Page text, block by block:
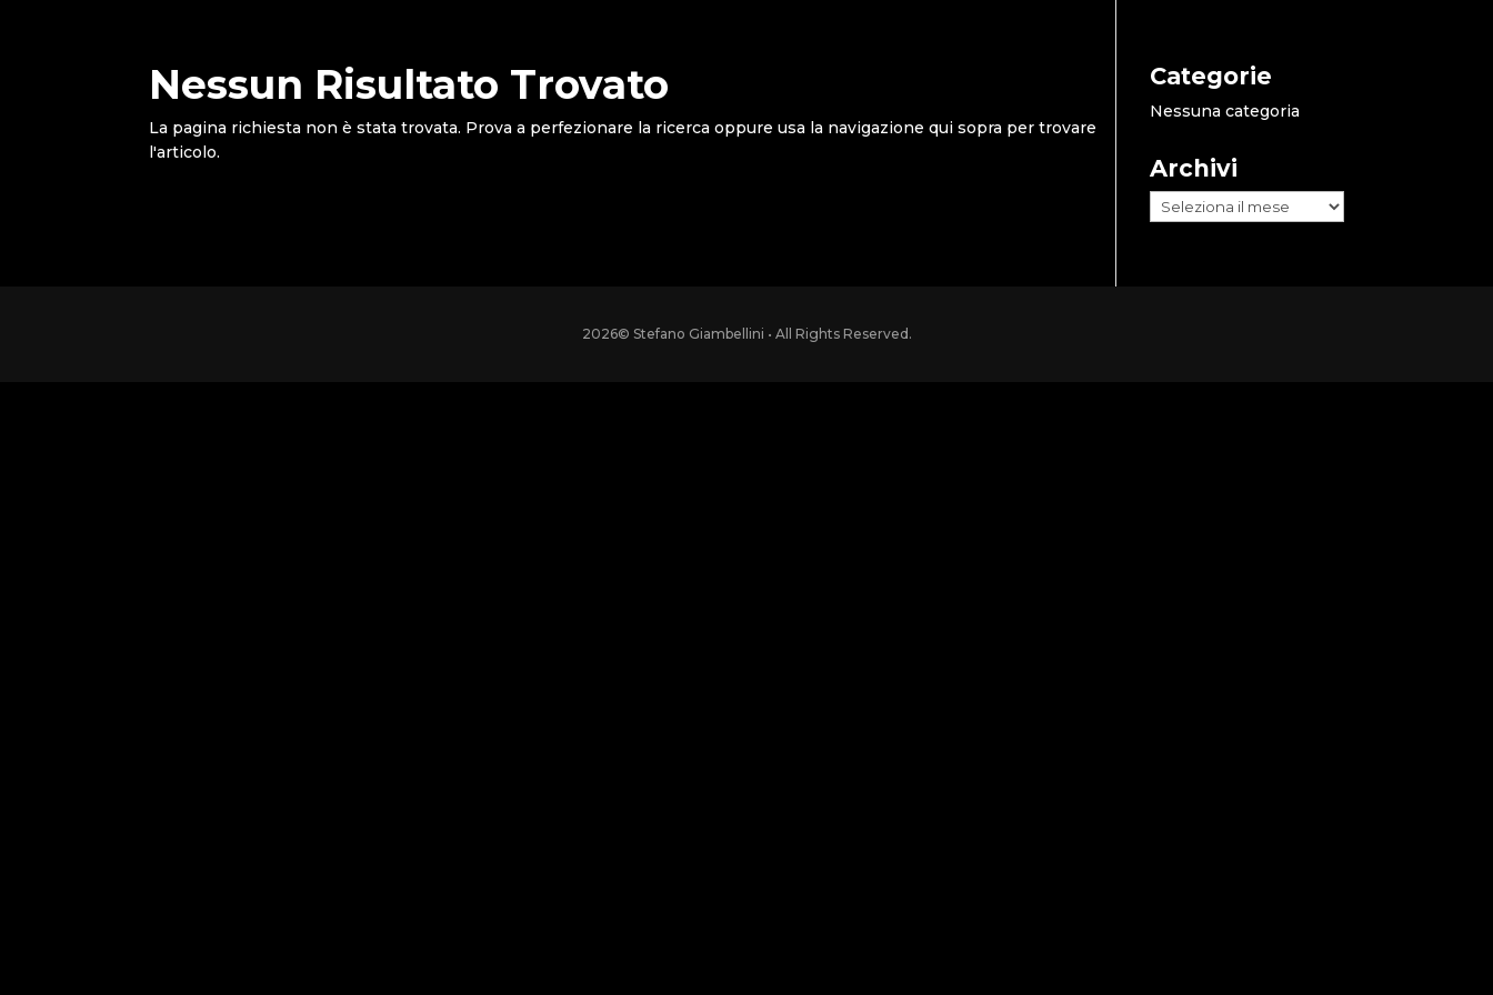
Nessun Risultato Trovato
La pagina richiesta non è stata trovata. Prova a perfezionare la ricerca oppure usa la navigazione qui sopra per trovare
l'articolo.
Categorie
Nessuna categoria
Archivi
Archivi
2026© Stefano Giambellini • All Rights Reserved.